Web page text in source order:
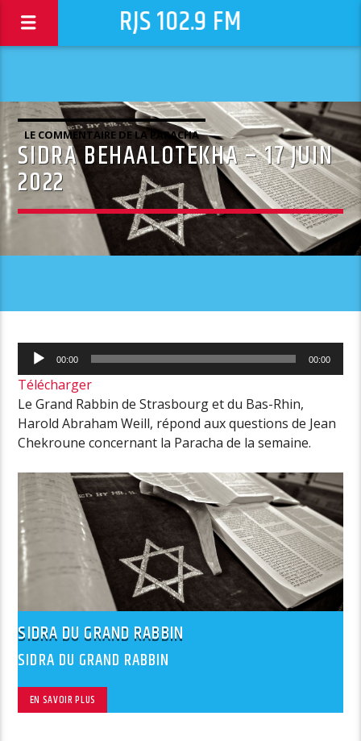
RJS 102.9 FM
LE COMMENTAIRE DE LA PARACHA
SIDRA BEHAALOTEKHA – 17 JUIN
2022
Lecteur
audio
00:00 00:00
Télécharger
Le Grand Rabbin de Strasbourg et du Bas-Rhin,
Harold Abraham Weill, répond aux questions de Jean
Chekroune concernant la Paracha de la semaine.
SIDRA DU GRAND RABBIN
SIDRA DU GRAND RABBIN
EN SAVOIR PLUS